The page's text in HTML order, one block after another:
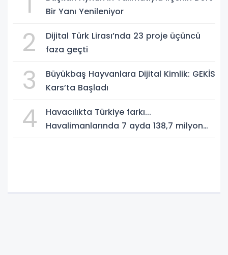
Bir Yanı Yenileniyor
2
Dijital Türk Lirası’nda 23 proje üçüncü
faza geçti
3
Büyükbaş Hayvanlara Dijital Kimlik: GEKİS
Kars’ta Başladı
4
Havacılıkta Türkiye farkı...
Havalimanlarında 7 ayda 138,7 milyon